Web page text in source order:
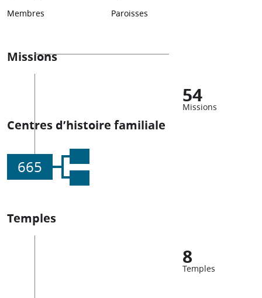
Membres Paroisses
Missions
54
Missions
Centres d’histoire familiale
665
Temples
8
Temples